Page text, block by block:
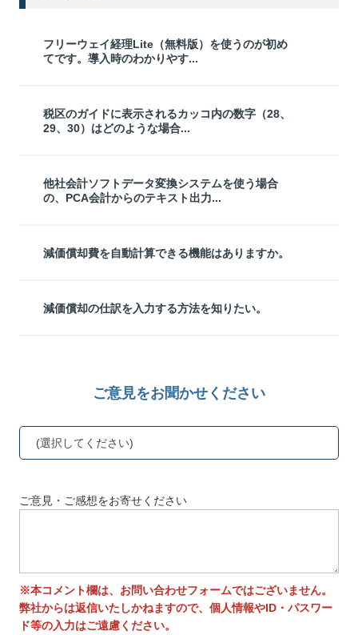
フリーウェイ経理Lite（無料版）を使うのが初め
てです。導入時のわかりやす...
税区のガイドに表示されるカッコ内の数字（28、
29、30）はどのような場合...
他社会計ソフトデータ変換システムを使う場合
の、PCA会計からのテキスト出力...
減価償却費を自動計算できる機能はありますか。
減価償却の仕訳を入力する方法を知りたい。
ご意見をお聞かせください
(選択してください)
ご意見・ご感想をお寄せください
※本コメント欄は、お問い合わせフォームではございません。
弊社からは返信いたしかねますので、個人情報やID・パスワー
ド等の入力はご遠慮ください。